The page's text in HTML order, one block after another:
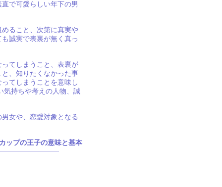
で可愛らしい年下の男
ること、次第に真実や
誠実で表裏が無く真っ
てしまうこと、表裏が
、知りたくなかった事
てしまうことを意味し
気持ちや考えの人物、誠
女や、恋愛対象となる
ップの王子の意味と基本